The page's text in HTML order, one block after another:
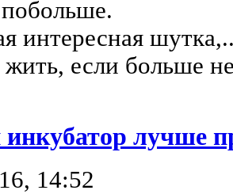
интересная
если больше
лучше
14:52